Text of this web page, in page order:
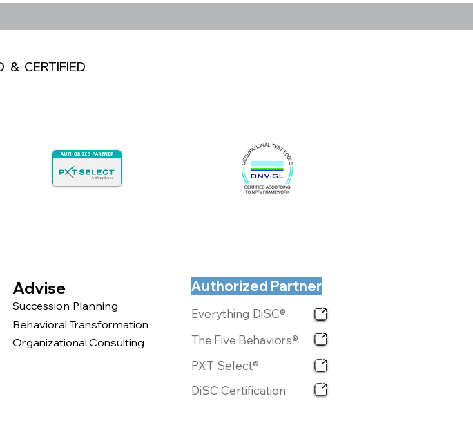
& CERTIFIED
Advise
Succession Planning
Behavioral Transformation
Organizational Consulting
Authorized Partner
Everything DiSC®
The Five Behaviors®
PXT Select®
DiSC Certification